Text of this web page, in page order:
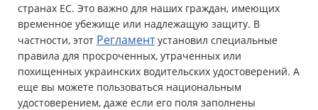
странах ЕС. Это важно для наших граждан, имеющих
временное убежище или надлежащую защиту. В
частности, этот Регламентустановил специальные
правила для просроченных, утраченных или
похищенных украинских водительских удостоверений. А
еще вы можете пользоваться национальным
удостоверением, даже если его поля заполнены